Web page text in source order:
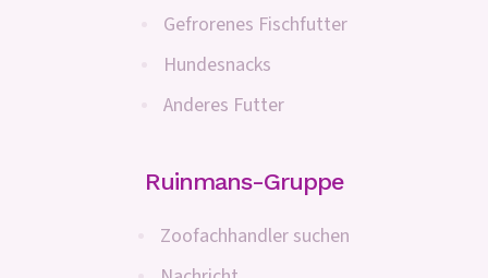
Gefrorenes Fischfutter
Hundesnacks
Anderes Futter
Ruinmans-Gruppe
Zoofachhandler suchen